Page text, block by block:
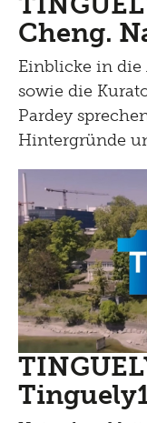
Cheng.
Einblicke in die
sowie die
Pardey
Hintergründe